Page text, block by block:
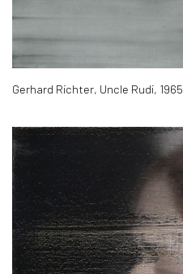
Gerhard Richter, Uncle Rudi, 1965